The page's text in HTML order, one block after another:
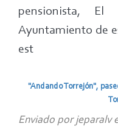
pensionista,
Ayuntamiento de
est
"Andando Torrejón",
Enviado porjeparalv